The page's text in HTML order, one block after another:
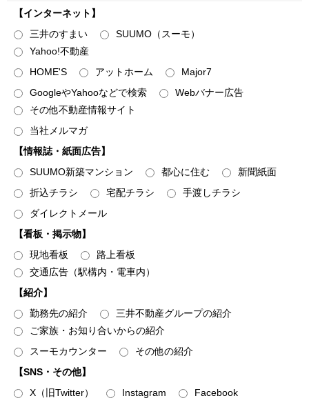
個人情報保護方針［
［https://www.mfr.co.jp/policy/ ］
１．弊社は、資料請求・物件エントリーいただいた方、物件
に来場いただいた方、ならびに売買契約を締結いただいた方
（以下「お客様」といいます）に関する以下記載の個人情報
（以下「お客様情報」といいます）を取得し、以下の各条の
＜例として、以下の情報を取得します＞
・お客様から提供された情報（氏名、住所、電話番号、電子
メールアドレス、生年月日、性別、職業など、お客様から提
供された一切の情報で、物件来場後に不動産取引に際して提
供された情報を含みます）
・WEBサイトの閲覧履歴
２．お客様は、登録した情報に変更があった場合、下記「個
うえ登録情報を変更するものとします。変更登録がなされな
かった場合、お客様はサービスの提供を受けられないなどの
【インターネット】
三井のすまい
SUUMO（スーモ）
Yahoo!不動産
HOME'S
アットホーム
Major7
GoogleやYahooなどで検索
Webバナー広告
その他不動産情報サイト
当社メルマガ
【情報誌・紙面広告】
SUUMO新築マンション
都心に住む
新聞紙面
折込チラシ
宅配チラシ
手渡しチラシ
ダイレクトメール
【看板・掲示物】
現地看板
路上看板
交通広告（駅構内・電車内）
【紹介】
勤務先の紹介
三井不動産グループの紹介
ご家族・お知り合いからの紹介
スーモカウンター
その他の紹介
【SNS・その他】
X（旧Twitter）
Instagram
Facebook